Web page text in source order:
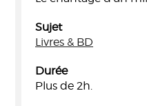
Sujet
Livres & BD
Durée
Plus de 2h.